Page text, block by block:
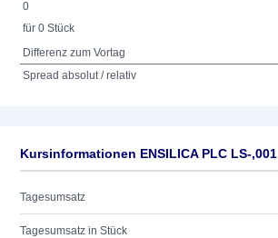
0
für 0 Stück
Differenz zum Vortag
Spread absolut / relativ
Kursinformationen ENSILICA PLC LS-,001
Tagesumsatz
Tagesumsatz in Stück